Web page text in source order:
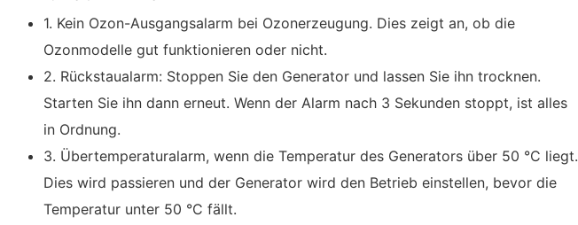
1. Kein Ozon-Ausgangsalarm bei Ozonerzeugung. Dies zeigt an, ob die
Ozonmodelle gut funktionieren oder nicht.
2. Rückstaualarm: Stoppen Sie den Generator und lassen Sie ihn trocknen.
Starten Sie ihn dann erneut. Wenn der Alarm nach 3 Sekunden stoppt, ist alles
in Ordnung.
3. Übertemperaturalarm, wenn die Temperatur des Generators über 50 °C liegt.
Dies wird passieren und der Generator wird den Betrieb einstellen, bevor die
Temperatur unter 50 °C fällt.